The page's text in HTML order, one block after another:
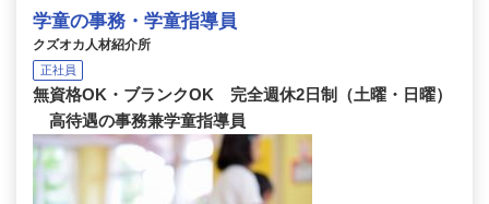
学童の事務・学童指導員
クズオカ人材紹介所
正社員
無資格OK・ブランクOK 完全週休2日制（土曜・日曜）
高待遇の事務兼学童指導員